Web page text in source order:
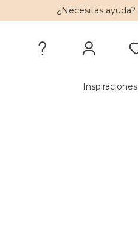
¿Necesitas ayuda?
Inspiraciones